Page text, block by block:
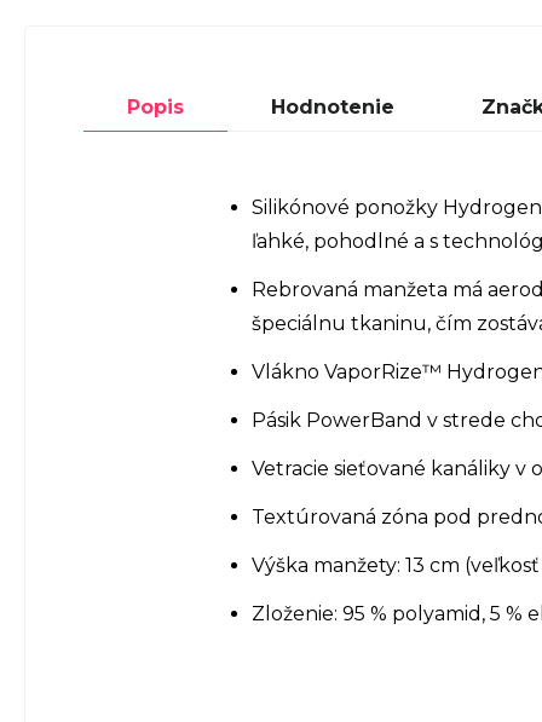
Popis Hodnotenie
Silikónové ponožky
ľahké, pohodlné a s
Rebrovaná manžeta má
špeciálnu tkaninu, čím
Vlákno VaporRize™
Pásik PowerBand v strede
Vetracie sieťované kanáliky v
Textúrovaná zóna pod
Výška manžety: 13 cm (veľkosť
Zloženie: 95 % polyamid, 5 %